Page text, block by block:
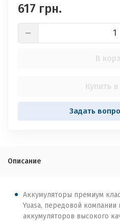
617 грн.
В
Купить
Задать
Описание
Аккумуляторы премиум
Yuasa, передовой
аккумуляторов высокого